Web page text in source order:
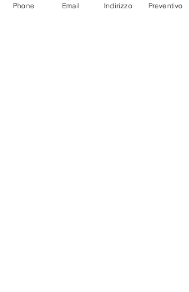
Tribunale o dall'autosilo di viale Lecco
Phone Email Indirizzo Preventivo